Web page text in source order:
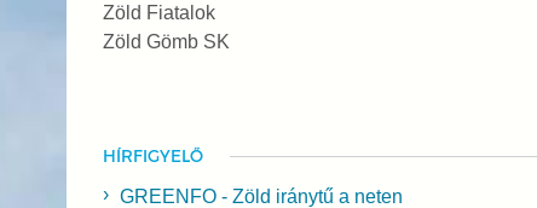
Zöld Fiatalok
Zöld Gömb SK
HÍRFIGYELŐ
GREENFO - Zöld iránytű a neten